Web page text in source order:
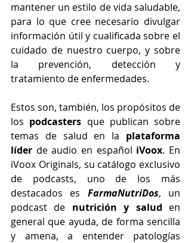
mantener un estilo de vida saludable,
para lo que cree necesario divulgar
información útil y cualificada sobre el
cuidado de nuestro cuerpo, y sobre
la prevención, detección y
tratamiento de enfermedades.
Estos son, también, los propósitos de
los podcasters que publican sobre
temas de salud en la plataforma
líder de audio en español iVoox. En
iVoox Originals, su catálogo exclusivo
de podcasts, uno de los más
destacados es FarmaNutriDos, un
podcast de nutrición y salud en
general que ayuda, de forma sencilla
y amena, a entender patologías